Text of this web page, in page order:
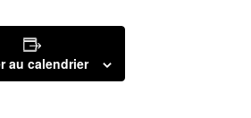
au calendrier